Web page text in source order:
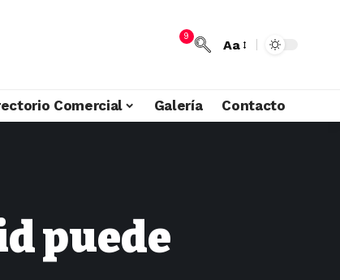
9
Aa
Comercial Galería Contacto
puede